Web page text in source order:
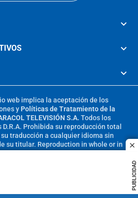
PUBLICIDAD
web implica la aceptación de los
y Políticas de Tratamiento de la
TELEVISIÓN S.A. Todos los
D.R.A. Prohibida su reproducción total
traducción a cualquier idioma sin
su titular. Reproduction in whole or in